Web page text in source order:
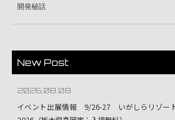
開発秘話
New Post
2026.08.08
イベント出展情報 9/26-27 いがしらリゾー